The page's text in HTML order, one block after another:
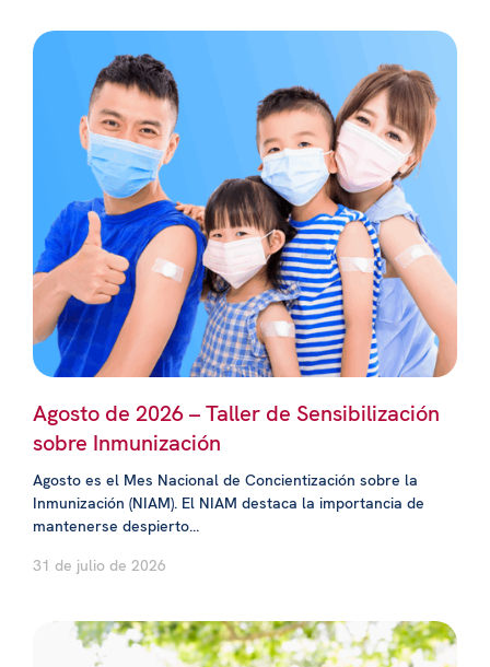
Agosto de 2026 – Taller de Sensibilización
sobre Inmunización
Agosto es el Mes Nacional de Concientización sobre la
Inmunización (NIAM). El NIAM destaca la importancia de
mantenerse despierto...
31 de julio de 2026